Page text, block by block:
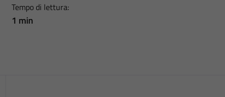
Tempo di lettura:
1 min